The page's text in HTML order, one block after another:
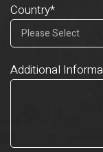
Country*
Additional